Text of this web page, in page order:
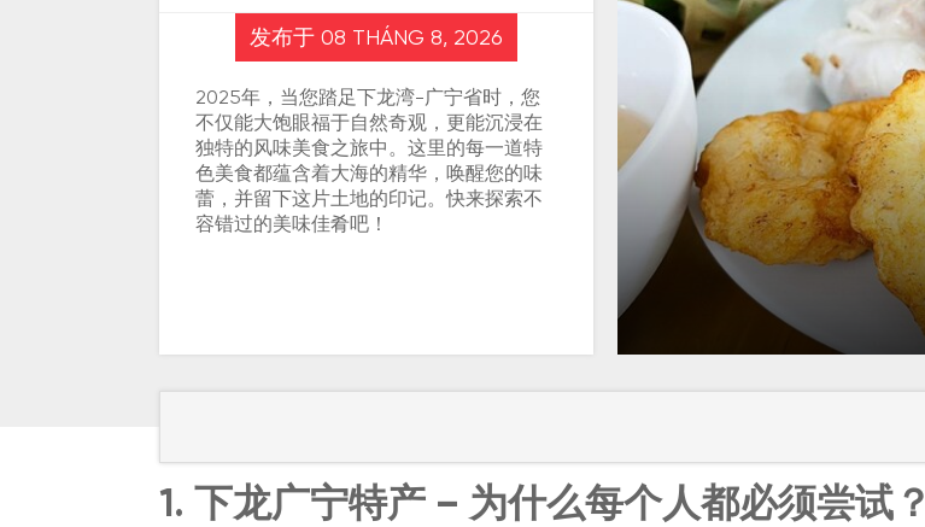
发布于 08 THÁNG 8, 2026
2025年，当您踏足下龙湾-广宁省时，您
不仅能大饱眼福于自然奇观，更能沉浸在
独特的风味美食之旅中。这里的每一道特
色美食都蕴含着大海的精华，唤醒您的味
蕾，并留下这片土地的印记。快来探索不
容错过的美味佳肴吧！
1. 下龙广宁特产 – 为什么每个人都必须尝试？